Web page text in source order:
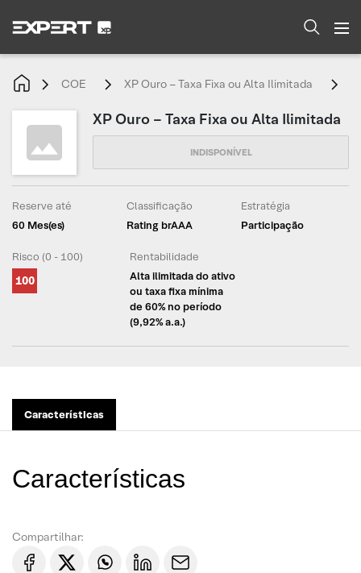
COE XP Ouro – Taxa Fixa ou Alta Ilimitada
XP Ouro – Taxa Fixa ou Alta Ilimitada
Reserve até
60 Mes(es)
Classificação
Rating brAAA
Estratégia
Participação
Risco (0 - 100)
100
Rentabilidade
Alta ilimitada do ativo
ou taxa fixa mínima
de 60% no período
(9,92% a.a.)
Características
Características
Compartilhar: